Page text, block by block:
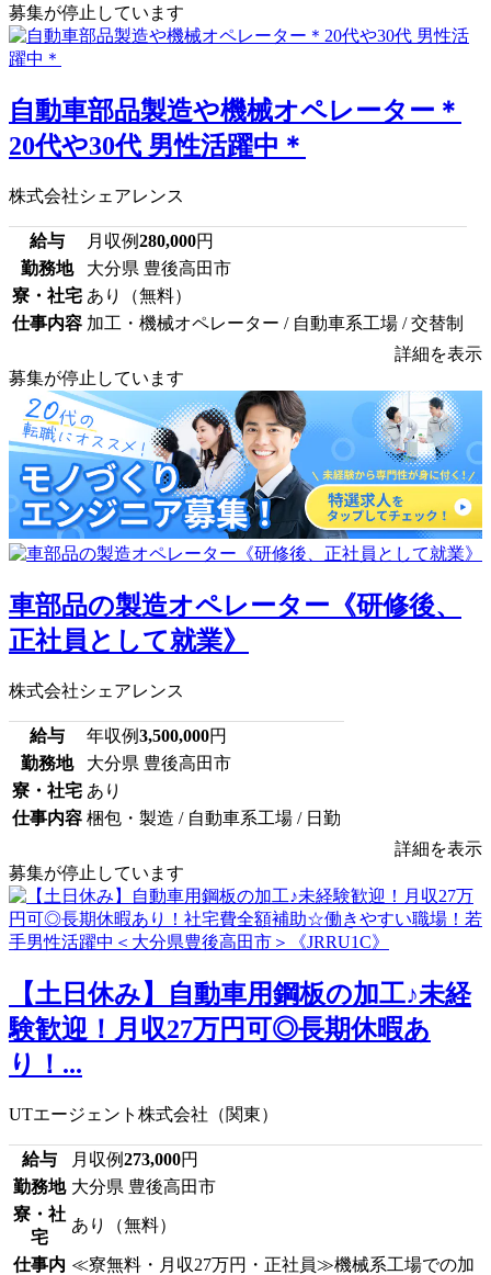
募集が停止しています
自動車部品製造や機械オペレーター＊
20代や30代 男性活躍中＊
株式会社シェアレンス
給与 月収例280,000円
勤務地
大分県 豊後高田市
寮・社宅 あり（無料）
仕事内容 加工・機械オペレーター / 自動車系工場 / 交替制
詳細を表示
募集が停止しています
車部品の製造オペレーター《研修後、
正社員として就業》
株式会社シェアレンス
給与 年収例3,500,000円
勤務地
大分県 豊後高田市
寮・社宅 あり
仕事内容 梱包・製造 / 自動車系工場 / 日勤
詳細を表示
募集が停止しています
【土日休み】自動車用鋼板の加工♪未経
験歓迎！月収27万円可◎長期休暇あ
り！...
UTエージェント株式会社（関東）
給与 月収例273,000円
勤務地 大分県 豊後高田市
寮・社
宅
あり（無料）
仕事内 ≪寮無料・月収27万円・正社員≫機械系工場での加